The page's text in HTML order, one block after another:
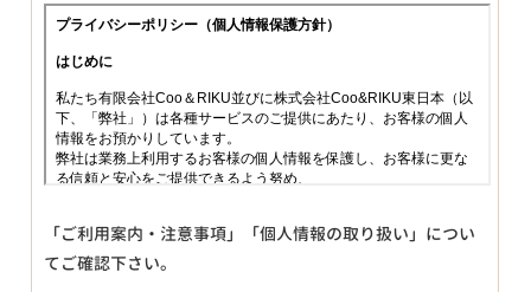
「ご利用案内・注意事項」「個人情報の取り扱い」につい
てご確認下さい。